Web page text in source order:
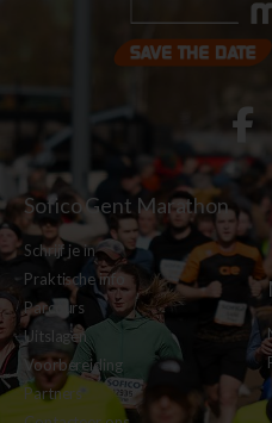
Sofico Gent Marathon
Schrijf je in
Praktische info
Parcours
Uitslagen
Voorbereiding
Partners